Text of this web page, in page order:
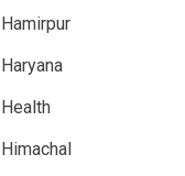
Hamirpur
Haryana
Health
Himachal